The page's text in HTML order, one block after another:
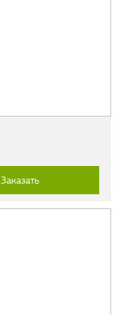
Заказать